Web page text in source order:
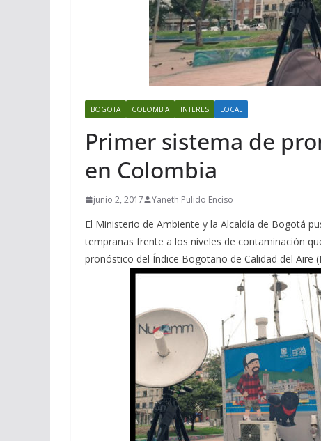
BOGOTA COLOMBIA INTERES LOCAL
Primer sistema de
en Colombia
junio 2, 2017 Yaneth Pulido Enciso
El Ministerio de Ambiente y la Alcaldía de Bogotá
tempranas frente a los niveles de contaminación
pronóstico del Índice Bogotano de Calidad del Aire